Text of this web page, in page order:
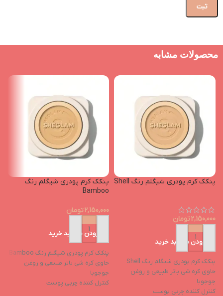
محصولات مشابه
پنکک کرم پودری شیگلم رنگ Shell
2,150,000تومان
افزودن به سبد خرید
پنکک کرم پودری شیگلم رنگ Shell
حاوی کره شی باتر طبیعی و روغن
جوجوبا
کنترل کننده چربی پوست
پنکک کرم پودری شیگلم رنگ
Bamboo
2,150,000تومان
افزودن به سبد خرید
پنکک کرم پودری شیگلم رنگ Bamboo
حاوی کره شی باتر طبیعی و روغن
جوجوبا
کنترل کننده چربی پوست